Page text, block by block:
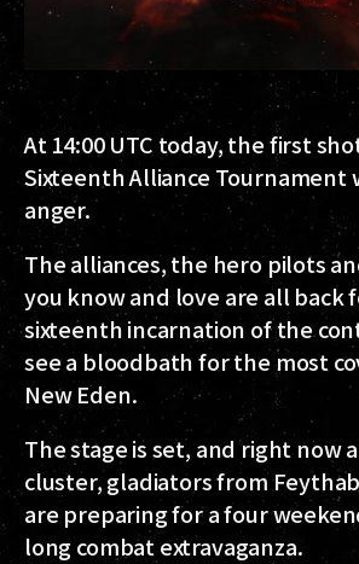
At 14:00 UTC today, the first
Sixteenth Alliance Tournament
anger.
The alliances, the hero pilots
you know and love are all back
sixteenth incarnation of the
see a bloodbath for the most
New Eden.
The stage is set, and right now
cluster, gladiators from
are preparing for a four
long combat extravaganza.